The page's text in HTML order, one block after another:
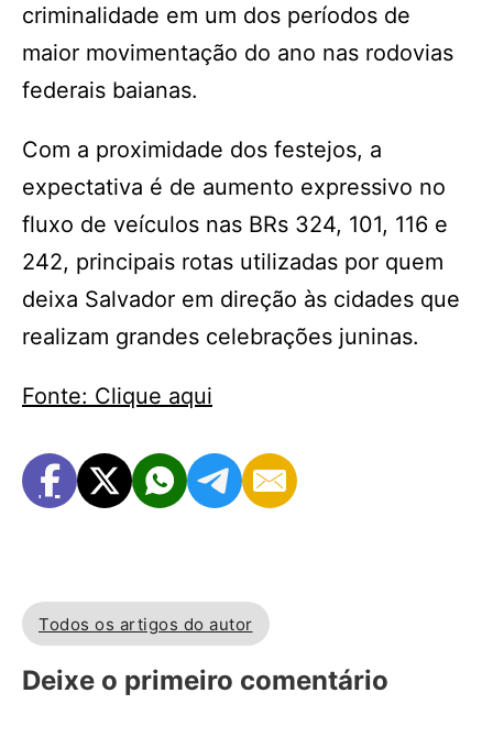
criminalidade em um dos períodos de
maior movimentação do ano nas rodovias
federais baianas.
Com a proximidade dos festejos, a
expectativa é de aumento expressivo no
fluxo de veículos nas BRs 324, 101, 116 e
242, principais rotas utilizadas por quem
deixa Salvador em direção às cidades que
realizam grandes celebrações juninas.
Fonte: Clique aqui
Todos os artigos do autor
Deixe o primeiro comentário